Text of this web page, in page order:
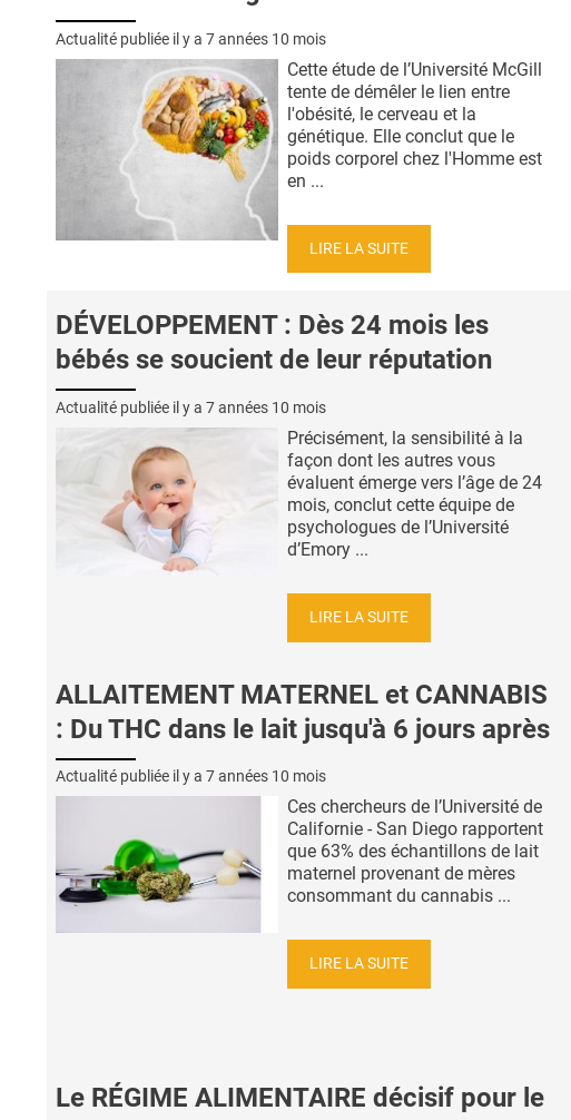
Actualité publiée il y a 7 années 10 mois
Cette étude de l’Université McGill
tente de démêler le lien entre
l'obésité, le cerveau et la
génétique. Elle conclut que le
poids corporel chez l'Homme est
en ...
LIRE LA SUITE
DÉVELOPPEMENT : Dès 24 mois les
bébés se soucient de leur réputation
Actualité publiée il y a 7 années 10 mois
Précisément, la sensibilité à la
façon dont les autres vous
évaluent émerge vers l’âge de 24
mois, conclut cette équipe de
psychologues de l’Université
d’Emory ...
LIRE LA SUITE
ALLAITEMENT MATERNEL et CANNABIS
: Du THC dans le lait jusqu'à 6 jours après
Actualité publiée il y a 7 années 10 mois
Ces chercheurs de l’Université de
Californie - San Diego rapportent
que 63% des échantillons de lait
maternel provenant de mères
consommant du cannabis ...
LIRE LA SUITE
Le RÉGIME ALIMENTAIRE décisif pour le